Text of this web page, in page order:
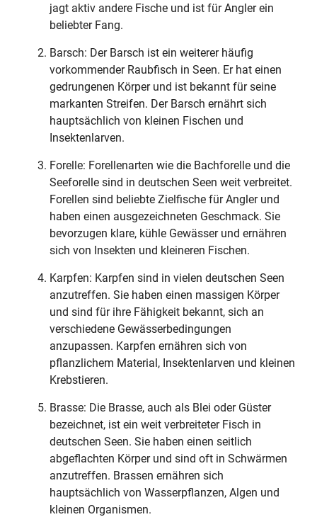
jagt aktiv andere Fische und ist für Angler ein
beliebter Fang.
Barsch: Der Barsch ist ein weiterer häufig
vorkommender Raubfisch in Seen. Er hat einen
gedrungenen Körper und ist bekannt für seine
markanten Streifen. Der Barsch ernährt sich
hauptsächlich von kleinen Fischen und
Insektenlarven.
Forelle: Forellenarten wie die Bachforelle und die
Seeforelle sind in deutschen Seen weit verbreitet.
Forellen sind beliebte Zielfische für Angler und
haben einen ausgezeichneten Geschmack. Sie
bevorzugen klare, kühle Gewässer und ernähren
sich von Insekten und kleineren Fischen.
Karpfen: Karpfen sind in vielen deutschen Seen
anzutreffen. Sie haben einen massigen Körper
und sind für ihre Fähigkeit bekannt, sich an
verschiedene Gewässerbedingungen
anzupassen. Karpfen ernähren sich von
pflanzlichem Material, Insektenlarven und kleinen
Krebstieren.
Brasse: Die Brasse, auch als Blei oder Güster
bezeichnet, ist ein weit verbreiteter Fisch in
deutschen Seen. Sie haben einen seitlich
abgeflachten Körper und sind oft in Schwärmen
anzutreffen. Brassen ernähren sich
hauptsächlich von Wasserpflanzen, Algen und
kleinen Organismen.